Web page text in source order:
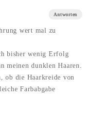
Antworten
wert mal zu
bisher wenig Erfolg
meinen dunklen Haaren.
ob die Haarkreide von
Farbabgabe